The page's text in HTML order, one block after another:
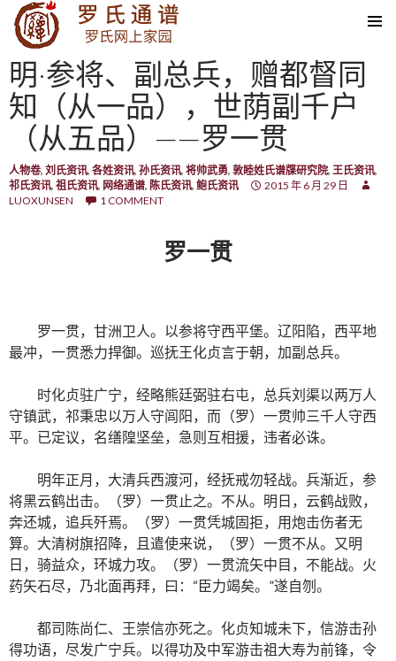
SKIP TO CONTENT
明·参将、副总兵，赠都督同
知（从一品），世荫副千户
（从五品）——罗一贯
人物卷, 刘氏资讯, 各姓资讯, 孙氏资讯, 将帅武勇, 敦睦姓氏谱牒研究院, 王氏资讯,
祁氏资讯, 祖氏资讯, 网络通谱, 陈氏资讯, 鲍氏资讯
2015 年 6 月 29 日
LUOXUNSEN
1 COMMENT
罗一贯
罗一贯，甘洲卫人。以参将守西平堡。辽阳陷，西平地
最冲，一贯悉力捍御。巡抚王化贞言于朝，加副总兵。
时化贞驻广宁，经略熊廷弼驻右屯，总兵刘渠以两万人
守镇武，祁秉忠以万人守闾阳，而（罗）一贯帅三千人守西
平。已定议，名缮隍坚垒，急则互相援，违者必诛。
明年正月，大清兵西渡河，经抚戒勿轻战。兵渐近，参
将黑云鹤出击。（罗）一贯止之。不从。明日，云鹤战败，
奔还城，追兵歼焉。（罗）一贯凭城固拒，用炮击伤者无
算。大清树旗招降，且遣使来说，（罗）一贯不从。又明
日，骑益众，环城力攻。（罗）一贯流矢中目，不能战。火
药矢石尽，乃北面再拜，曰：“臣力竭矣。”遂自刎。
都司陈尚仁、王崇信亦死之。化贞知城未下，信游击孙
得功语，尽发广宁兵。以得功及中军游击祖大寿为前锋，令